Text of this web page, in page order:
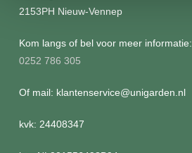
2153PH Nieuw-Vennep
Kom langs of bel voor meer informatie:
0252 786 305
Of mail: klantenservice@unigarden.nl
kvk: 24408347